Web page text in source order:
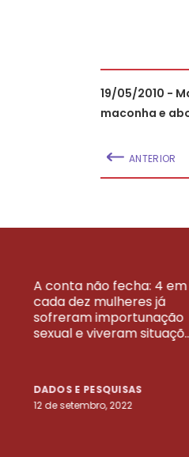
19/05/2010 -
maconha e
ANTERIOR
A conta não fecha: 4 em
cada dez mulheres já
sofreram importunação
sexual e viveram
DADOS E PESQUISAS
12 de setembro, 2022